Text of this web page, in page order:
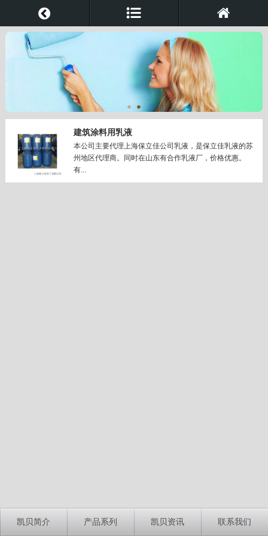
建筑涂料用乳液
本公司主要代理上海保立佳公司乳液，是保立佳乳液的苏
州地区代理商。同时在山东有合作乳液厂，价格优惠。
有...
凯贝简介 产品系列 凯贝资讯 联系我们